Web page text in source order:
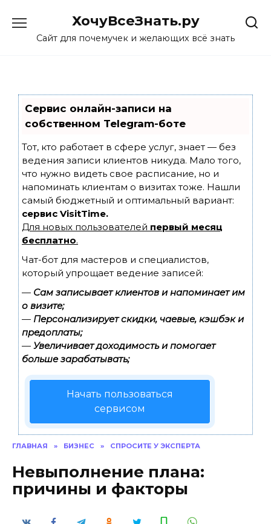
content
ХочуВсеЗнать.ру
Сайт для почемучек и желающих всё знать
Сервис онлайн-записи на
собственном Telegram-боте
Тот, кто работает в сфере услуг, знает — без
ведения записи клиентов никуда. Мало того,
что нужно видеть свое расписание, но и
напоминать клиентам о визитах тоже. Нашли
самый бюджетный и оптимальный вариант:
сервис VisitTime.
Для новых пользователей первый месяц
бесплатно.
Чат-бот для мастеров и специалистов,
который упрощает ведение записей:
— Сам записывает клиентов и напоминает им
о визите;
— Персонализирует скидки, чаевые, кэшбэк и
предоплаты;
— Увеличивает доходимость и помогает
больше зарабатывать;
Начать пользоваться
сервисом
ГЛАВНАЯ » БИЗНЕС » СПРОСИТЕ У ЭКСПЕРТА
Невыполнение плана:
причины и факторы